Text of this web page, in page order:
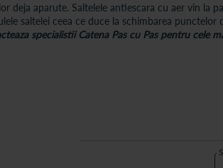
deja aparute. Saltelele antiescara cu aer vin la
saltelei ceea ce duce la schimbarea punctelor
specialistii Catena Pas cu Pas pentru cele